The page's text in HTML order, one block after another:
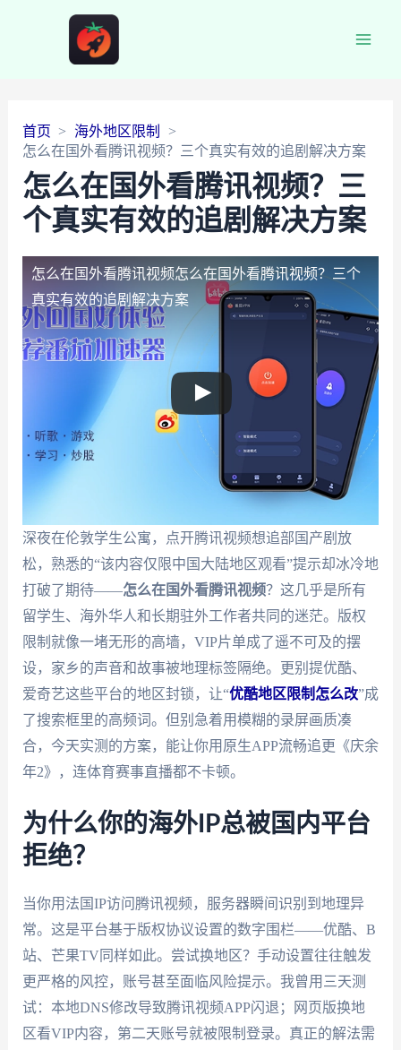
首页
海外地区限制
怎么在国外看腾讯视频？三个真实有效的追剧解决方案
怎么在国外看腾讯视频？三
个真实有效的追剧解决方案
怎么在国外看腾讯视频怎么在国外看腾讯视频？三个
真实有效的追剧解决方案
深夜在伦敦学生公寓，点开腾讯视频想追部国产剧放
松，熟悉的“该内容仅限中国大陆地区观看”提示却冰冷地
打破了期待——怎么在国外看腾讯视频？这几乎是所有
留学生、海外华人和长期驻外工作者共同的迷茫。版权
限制就像一堵无形的高墙，VIP片单成了遥不可及的摆
设，家乡的声音和故事被地理标签隔绝。更别提优酷、
爱奇艺这些平台的地区封锁，让“优酷地区限制怎么改”成
了搜索框里的高频词。但别急着用模糊的录屏画质凑
合，今天实测的方案，能让你用原生APP流畅追更《庆余
年2》，连体育赛事直播都不卡顿。
为什么你的海外IP总被国内平台
拒绝？
当你用法国IP访问腾讯视频，服务器瞬间识别到地理异
常。这是平台基于版权协议设置的数字围栏——优酷、B
站、芒果TV同样如此。尝试换地区？手动设置往往触发
更严格的风控，账号甚至面临风险提示。我曾用三天测
试：本地DNS修改导致腾讯视频APP闪退；网页版换地
区看VIP内容，第二天账号就被限制登录。真正的解法需